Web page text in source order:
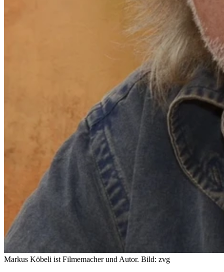
Markus Köbeli ist Filmemacher und Autor. Bild: zvg